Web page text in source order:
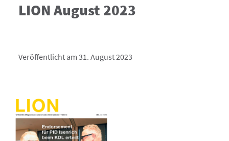
LION August 2023
Veröffentlicht am 31. August 2023